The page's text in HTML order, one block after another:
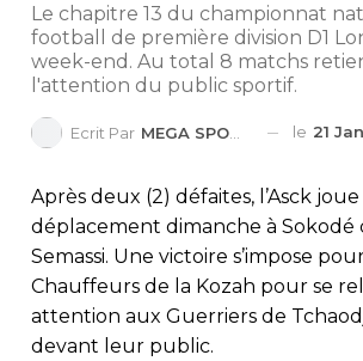
Le chapitre 13 du championnat
football de première division D1
week-end. Au total 8 matchs
l'attention du public sportif.
Ecrit Par MEGA SPORTS le 21
Après deux (2) défaites, l’Asck
déplacement dimanche à Sokodé
Semassi. Une victoire s’impose
Chauffeurs de la Kozah pour se
attention aux Guerriers de
devant leur public.